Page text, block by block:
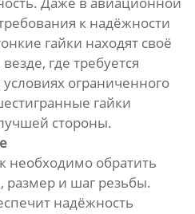
к надёжности
гайки находят своё
где требуется
ограниченного
гайки
стороны.
необходимо обратить
и шаг резьбы.
надёжность